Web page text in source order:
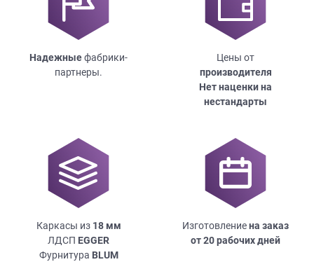
Надежныефабрики-
партнеры.
Цены от
производителя
Нет наценки на
нестандарты
Каркасы из 18мм
ЛДСП EGGER
Фурнитура BLUM
Изготовлениена заказ
от 20 рабочих дней